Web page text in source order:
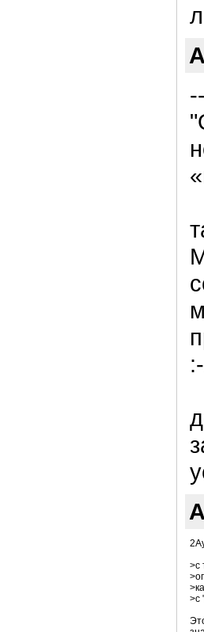
>с
>с